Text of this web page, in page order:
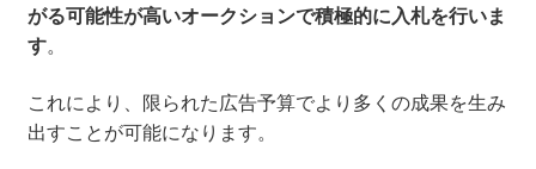
がる可能性が高いオークションで積極的に入札を行いま
す。
これにより、限られた広告予算でより多くの成果を生み
出すことが可能になります。